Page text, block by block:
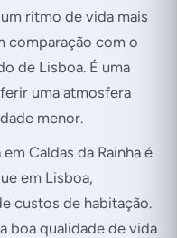
ritmo de vida mais
comparação com o
de Lisboa. É uma
uma atmosfera
menor.
Caldas da Rainha é
em Lisboa,
custos de habitação.
boa qualidade de vida